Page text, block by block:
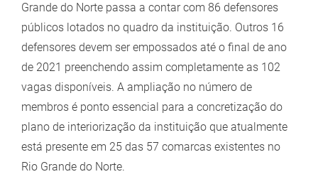
Grande do Norte passa a contar com 86 defensores
públicos lotados no quadro da instituição. Outros 16
defensores devem ser empossados até o final de ano
de 2021 preenchendo assim completamente as 102
vagas disponíveis. A ampliação no número de
membros é ponto essencial para a concretização do
plano de interiorização da instituição que atualmente
está presente em 25 das 57 comarcas existentes no
Rio Grande do Norte.